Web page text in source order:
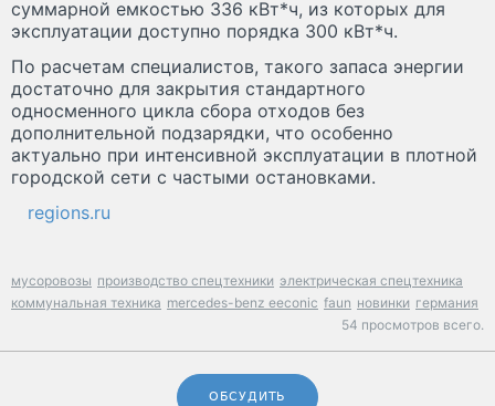
суммарной емкостью 336 кВт*ч, из которых для
эксплуатации доступно порядка 300 кВт*ч.
По расчетам специалистов, такого запаса энергии
достаточно для закрытия стандартного
односменного цикла сбора отходов без
дополнительной подзарядки, что особенно
актуально при интенсивной эксплуатации в плотной
городской сети с частыми остановками.
regions.ru
мусоровозы производство спецтехники электрическая спецтехника
коммунальная техника mercedes-benz eeconic faun новинки германия
54 просмотров всего.
ОБСУДИТЬ